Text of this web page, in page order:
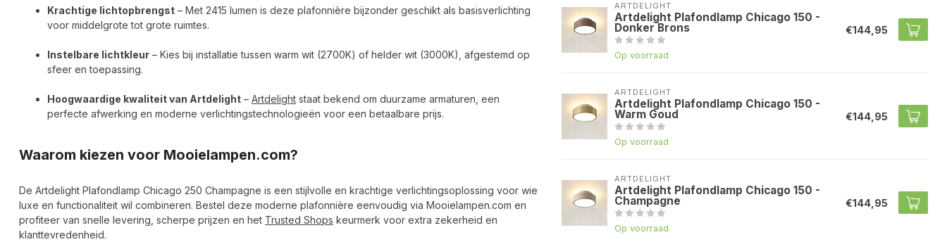
Krachtige lichtopbrengst – Met 2415 lumen is deze plafonnière bijzonder geschikt als basisverlichting
voor middelgrote tot grote ruimtes.
Instelbare lichtkleur – Kies bij installatie tussen warm wit (2700K) of helder wit (3000K), afgestemd op
sfeer en toepassing.
Hoogwaardige kwaliteit van Artdelight – Artdelight staat bekend om duurzame armaturen, een
perfecte afwerking en moderne verlichtingstechnologieën voor een betaalbare prijs.
Waarom kiezen voor Mooielampen.com?
De Artdelight Plafondlamp Chicago 250 Champagne is een stijlvolle en krachtige verlichtingsoplossing voor wie
luxe en functionaliteit wil combineren. Bestel deze moderne plafonnière eenvoudig via Mooielampen.com en
profiteer van snelle levering, scherpe prijzen en het Trusted Shops keurmerk voor extra zekerheid en
klanttevredenheid.
ARTDELIGHT
Artdelight Plafondlamp Chicago 150 -
Donker Brons
Op voorraad
€144,95
ARTDELIGHT
Artdelight Plafondlamp Chicago 150 -
Warm Goud
Op voorraad
€144,95
ARTDELIGHT
Artdelight Plafondlamp Chicago 150 -
Champagne
Op voorraad
€144,95